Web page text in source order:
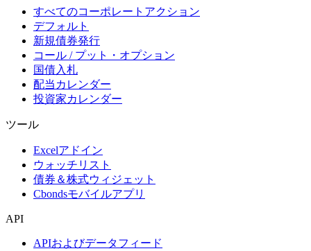
すべてのコーポレートアクション
デフォルト
新規債券発行
コール / プット・オプション
国債入札
配当カレンダー
投資家カレンダー
ツール
Excelアドイン
ウォッチリスト
債券＆株式ウィジェット
Cbondsモバイルアプリ
API
APIおよびデータフィード